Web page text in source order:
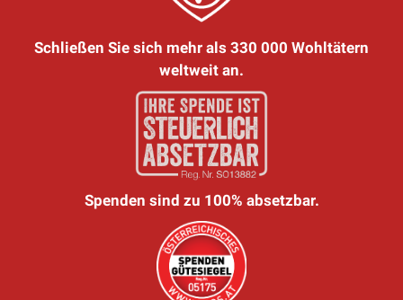
Schließen Sie sich mehr als 330 000 Wohltätern
weltweit an.
Spenden sind zu 100% absetzbar.